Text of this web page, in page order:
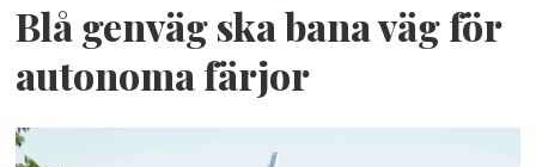
Blå genväg ska bana väg för
autonoma färjor